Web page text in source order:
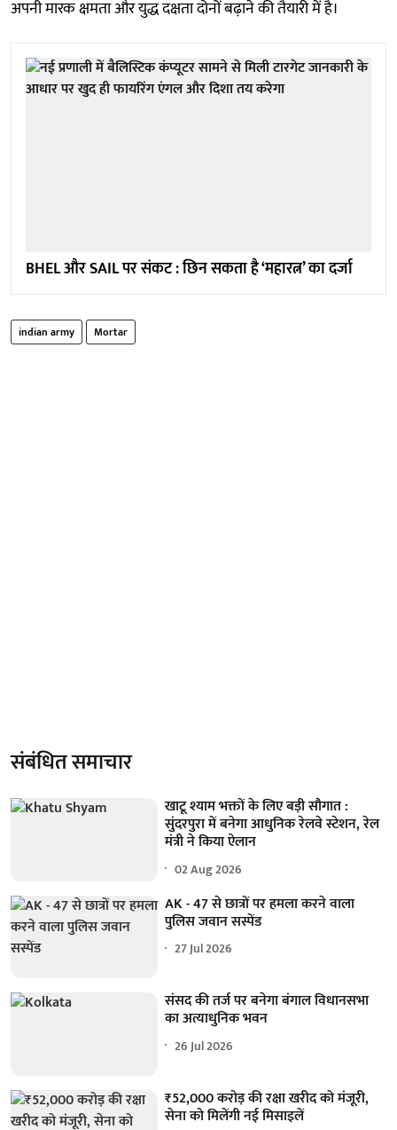
अपनी मारक क्षमता और युद्ध दक्षता दोनों बढ़ाने की तैयारी में है।
BHEL और SAIL पर संकट : छिन सकता है ‘महारत्न’ का दर्जा
indian army Mortar
संबंधित समाचार
खाटू श्याम भक्तों के लिए बड़ी सौगात :
सुंदरपुरा में बनेगा आधुनिक रेलवे स्टेशन, रेल
मंत्री ने किया ऐलान
02 Aug 2026
AK - 47 से छात्रों पर हमला करने वाला
पुलिस जवान सस्पेंड
27 Jul 2026
संसद की तर्ज पर बनेगा बंगाल विधानसभा
का अत्याधुनिक भवन
26 Jul 2026
₹52,000 करोड़ की रक्षा खरीद को मंजूरी,
सेना को मिलेंगी नई मिसाइलें